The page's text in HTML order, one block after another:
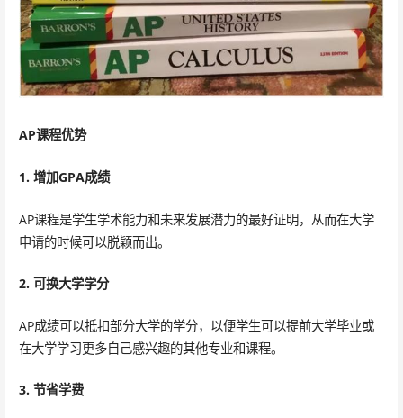
AP课程优势
1. 增加GPA成绩
AP课程是学生学术能力和未来发展潜力的最好证明，从而在大学
申请的时候可以脱颖而出。
2. 可换大学学分
AP成绩可以抵扣部分大学的学分，以便学生可以提前大学毕业或
在大学学习更多自己感兴趣的其他专业和课程。
3. 节省学费